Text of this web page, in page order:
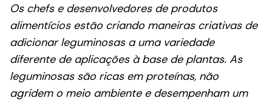
Os chefs e desenvolvedores de produtos
alimentícios estão criando maneiras criativas de
adicionar leguminosas a uma variedade
diferente de aplicações à base de plantas. As
leguminosas são ricas em proteínas, não
agridem o meio ambiente e desempenham um